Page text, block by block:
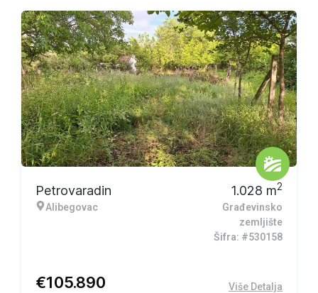
Petrovaradin
Alibegovac
1.028 m2
Građevinsko
zemljište
Šifra: #530158
€105.890 Više Detalja